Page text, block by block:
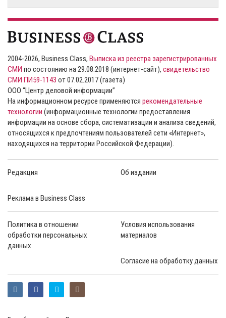
2004-2026, Business Class, Выписка из реестра зарегистрированных
СМИ по состоянию на 29.08.2018 (интернет-сайт), свидетельство
СМИ ПИ59-1143 от 07.02.2017 (газета)
ООО “Центр деловой информации”
На информационном ресурсе применяются рекомендательные
технологии (информационные технологии предоставления
информации на основе сбора, систематизации и анализа сведений,
относящихся к предпочтениям пользователей сети «Интернет»,
находящихся на территории Российской Федерации).
Редакция Об издании
Реклама в Business Class
Политика в отношении
обработки персональных
данных
Условия использования
материалов
Согласие на обработку данных